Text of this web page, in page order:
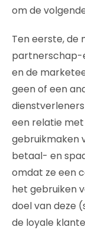
om de
Ten eerste, de
partnerschap-
en de
geen of een
een relatie
gebruikmaken
betaal- en
omdat ze een
het gebruiken
doel van deze
de loyale